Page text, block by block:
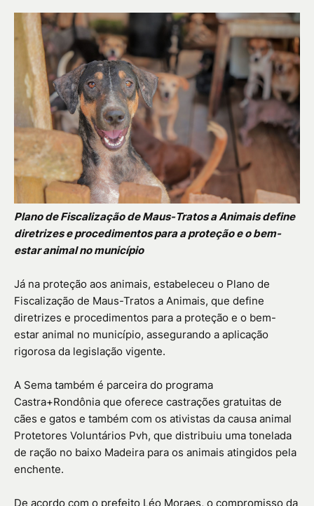
Plano de Fiscalização de Maus-Tratos a Animais define
diretrizes e procedimentos para a proteção e o bem-
estar animal no município
Já na proteção aos animais, estabeleceu o Plano de
Fiscalização de Maus-Tratos a Animais, que define
diretrizes e procedimentos para a proteção e o bem-
estar animal no município, assegurando a aplicação
rigorosa da legislação vigente.
A Sema também é parceira do programa
Castra+Rondônia que oferece castrações gratuitas de
cães e gatos e também com os ativistas da causa animal
Protetores Voluntários Pvh, que distribuiu uma tonelada
de ração no baixo Madeira para os animais atingidos pela
enchente.
De acordo com o prefeito Léo Moraes, o compromisso da